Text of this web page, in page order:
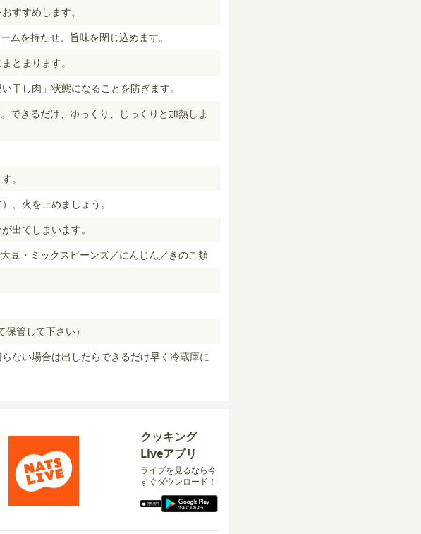
すすめします。
ムを持たせ、旨味を閉じ込めます。
とまります。
干し肉」状態になることを防ぎます。
できるだけ、ゆっくり、じっくりと加熱しま
。
、火を止めましょう。
出てしまいます。
豆・ミックスビーンズ／にんじん／きのこ類
管して下さい）
ない場合は出したらできるだけ早く冷蔵庫に
クッキング
Liveアプリ
ライブを見るなら今
すぐダウンロード！